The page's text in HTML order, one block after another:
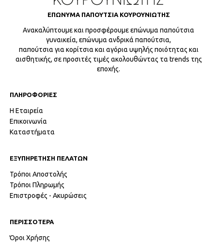
ΕΠΩΝΥΜΑ ΠΑΠΟΥΤΣΙΑ ΚΟΥΡΟΥΝΙΩΤΗΣ
Ανακαλύπτουμε και προσφέρουμε επώνυμα παπούτσια
γυναικεία, επώνυμα ανδρικά παπούτσια,
παπούτσια για κορίτσια και αγόρια υψηλής ποιότητας και
αισθητικής, σε προσιτές τιμές ακολουθώντας τα trends της
εποχής.
ΠΛΗΡΟΦΟΡΙΕΣ
Η Εταιρεία
Επικοινωνία
Καταστήματα
ΕΞΥΠΗΡΕΤΗΣΗ ΠΕΛΑΤΩΝ
Τρόποι Αποστολής
Τρόποι Πληρωμής
Επιστροφές - Ακυρώσεις
ΠΕΡΙΣΣΟΤΕΡΑ
Όροι Χρήσης